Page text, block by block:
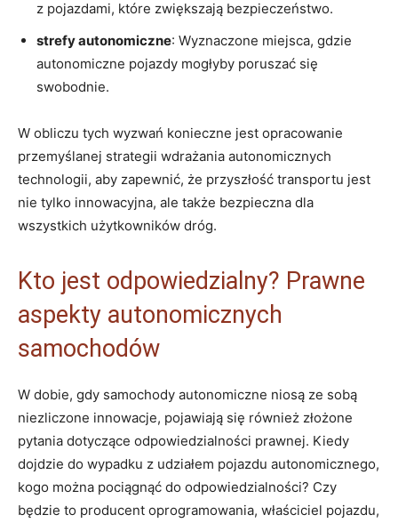
z pojazdami, które zwiększają bezpieczeństwo.
strefy autonomiczne: Wyznaczone miejsca, gdzie
autonomiczne pojazdy mogłyby poruszać się
swobodnie.
W obliczu tych wyzwań konieczne jest opracowanie
przemyślanej strategii wdrażania autonomicznych
technologii, aby zapewnić, że przyszłość transportu jest
nie tylko innowacyjna, ale także bezpieczna dla
wszystkich użytkowników dróg.
Kto jest odpowiedzialny? Prawne
aspekty autonomicznych
samochodów
W dobie, gdy samochody autonomiczne niosą ze sobą
niezliczone innowacje, pojawiają się również złożone
pytania dotyczące odpowiedzialności prawnej. Kiedy
dojdzie do wypadku z udziałem pojazdu autonomicznego,
kogo można pociągnąć do odpowiedzialności? Czy
będzie to producent oprogramowania, właściciel pojazdu,